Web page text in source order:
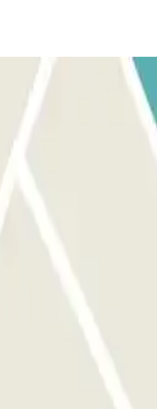
sem que precise
Se o leitor não reconhecer
de rede, dentro do
Se a leitura da matrícula